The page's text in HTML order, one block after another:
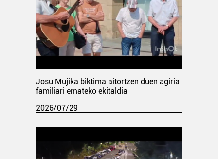
Josu Mujika biktima aitortzen duen agiria
familiari emateko ekitaldia
2026/07/29